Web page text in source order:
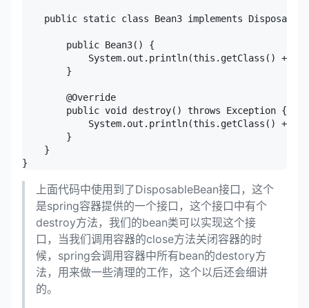
public static class Bean3 implements
public Bean3() {
System.out.println(this.getClass() + "
}
@Override
public void destroy() throws Exception {
System.out.println(this.getClass() + "
}
}
上面代码中使用到了DisposableBean接口，这个
是spring容器提供的一个接口，这个接口中有个
destroy方法，我们的bean类可以实现这个接
口，当我们调用容器的close方法关闭容器的时
候，spring会调用容器中所有bean的destory方
法，用来做一些清理的工作，这个以后还会细讲
的。